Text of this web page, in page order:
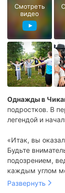
Однажды в
подростков. В
легендой и
«Итак, вы
Будьте
подозрением,
каждым углом
научиться
Добраться до
Развернуть
Смотреть
видео